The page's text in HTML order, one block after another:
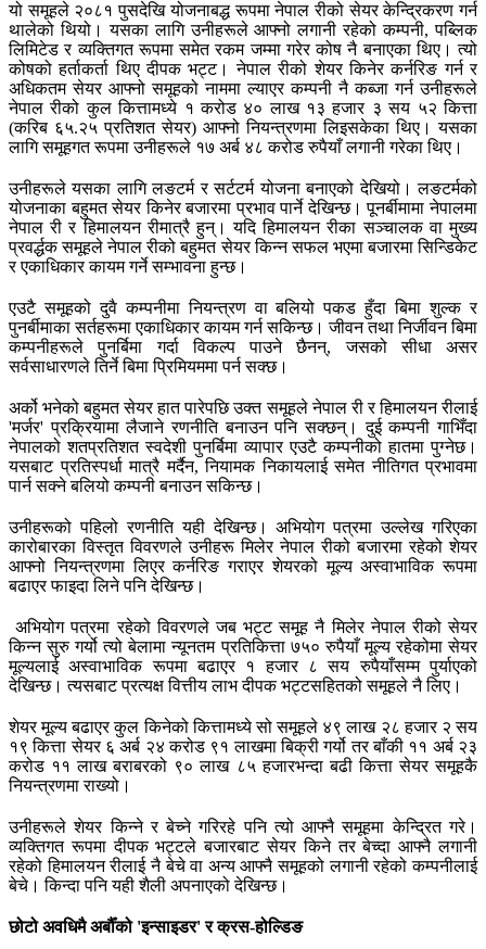
यो समूहले २०८१ पुसदेखि योजनाबद्ध रूपमा नेपाल रीको सेयर केन्द्रिकरण गर्न
थालेको थियो। यसका लागि उनीहरूले आफ्नो लगानी रहेको कम्पनी, पब्लिक
लिमिटेड र व्यक्तिगत रूपमा समेत रकम जम्मा गरेर कोष नै बनाएका थिए। त्यो
कोषको हर्ताकर्ता थिए दीपक भट्ट। नेपाल रीको शेयर किनेर कर्नरिङ गर्न र
अधिकतम सेयर आफ्नो समूहको नाममा ल्याएर कम्पनी नै कब्जा गर्न उनीहरूले
नेपाल रीको कुल कित्तामध्ये १ करोड ४० लाख १३ हजार ३ सय ५२ कित्ता
(करिब ६५.२५ प्रतिशत सेयर) आफ्नो नियन्त्रणमा लिइसकेका थिए। यसका
लागि समूहगत रूपमा उनीहरूले १७ अर्ब ४८ करोड रुपैयाँ लगानी गरेका थिए।
उनीहरूले यसका लागि लङटर्म र सर्टटर्म योजना बनाएको देखियो। लङटर्मको
योजनाका बहुमत सेयर किनेर बजारमा प्रभाव पार्ने देखिन्छ। पूनर्बीमामा नेपालमा
नेपाल री र हिमालयन रीमात्रै हुन्। यदि हिमालयन रीका सञ्चालक वा मुख्य
प्रवर्द्धक समूहले नेपाल रीको बहुमत सेयर किन्न सफल भएमा बजारमा सिन्डिकेट
र एकाधिकार कायम गर्ने सम्भावना हुन्छ।
एउटै समूहको दुवै कम्पनीमा नियन्त्रण वा बलियो पकड हुँदा बिमा शुल्क र
पुनर्बीमाका सर्तहरूमा एकाधिकार कायम गर्न सकिन्छ। जीवन तथा निर्जीवन बिमा
कम्पनीहरूले पुनर्बिमा गर्दा विकल्प पाउने छैनन्, जसको सीधा असर
सर्वसाधारणले तिर्ने बिमा प्रिमियममा पर्न सक्छ।
अर्को भनेको बहुमत सेयर हात पारेपछि उक्त समूहले नेपाल री र हिमालयन रीलाई
'मर्जर' प्रक्रियामा लैजाने रणनीति बनाउन पनि सक्छन्। दुई कम्पनी गाभिँदा
नेपालको शतप्रतिशत स्वदेशी पुनर्बिमा व्यापार एउटै कम्पनीको हातमा पुग्नेछ।
यसबाट प्रतिस्पर्धा मात्रै मर्दैन, नियामक निकायलाई समेत नीतिगत प्रभावमा
पार्न सक्ने बलियो कम्पनी बनाउन सकिन्छ।
उनीहरूको पहिलो रणनीति यही देखिन्छ। अभियोग पत्रमा उल्लेख गरिएका
कारोबारका विस्तृत विवरणले उनीहरू मिलेर नेपाल रीको बजारमा रहेको शेयर
आफ्नो नियन्त्रणमा लिएर कर्नरिङ गराएर शेयरको मूल्य अस्वाभाविक रूपमा
बढाएर फाइदा लिने पनि देखिन्छ।
अभियोग पत्रमा रहेको विवरणले जब भट्ट समूह नै मिलेर नेपाल रीको सेयर
किन्न सुरु गर्यो त्यो बेलामा न्यूनतम प्रतिकित्ता ७५० रुपैयाँ मूल्य रहेकोमा सेयर
मूल्यलाई अस्वाभाविक रूपमा बढाएर १ हजार ८ सय रुपैयाँसम्म पुर्याएको
देखिन्छ। त्यसबाट प्रत्यक्ष वित्तीय लाभ दीपक भट्टसहितको समूहले नै लिए।
शेयर मूल्य बढाएर कुल किनेको कित्तामध्ये सो समूहले ४९ लाख २८ हजार २ सय
१९ कित्ता सेयर ६ अर्ब २४ करोड ९१ लाखमा बिक्री गर्यो तर बाँकी ११ अर्ब २३
करोड ११ लाख बराबरको ९० लाख ८५ हजारभन्दा बढी कित्ता सेयर समूहकै
नियन्त्रणमा राख्यो।
उनीहरूले शेयर किन्ने र बेच्ने गरिरहे पनि त्यो आफ्नै समूहमा केन्द्रित गरे।
व्यक्तिगत रूपमा दीपक भट्टले बजारबाट सेयर किने तर बेच्दा आफ्नै लगानी
रहेको हिमालयन रीलाई नै बेचे वा अन्य आफ्नै समूहको लगानी रहेको कम्पनीलाई
बेचे। किन्दा पनि यही शैली अपनाएको देखिन्छ।
छोटो अवधिमै अर्बौँको 'इन्साइडर'र क्रस-होल्डिङ